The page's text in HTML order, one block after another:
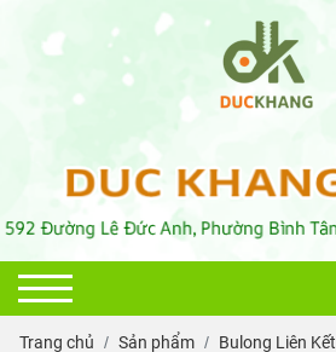
Trang chủ Sản phẩm Bulong Liên Kết